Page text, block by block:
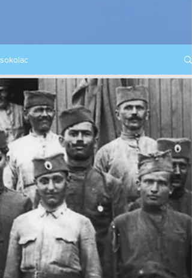
sokolac